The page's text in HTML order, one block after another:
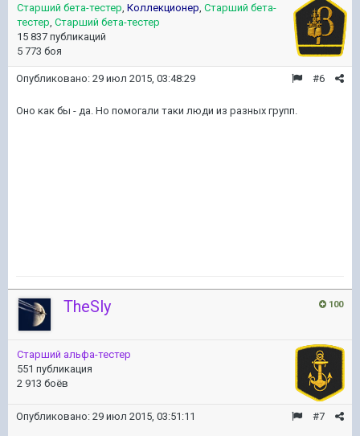
Старший бета-тестер Коллекционер Старший бета-
тестер Старший бета-тестер
15 837 публикаций
5 773 боя
#6
Опубликовано: 29 июл 2015, 03:48:29
Оно как бы - да. Но помогали таки люди из разных групп.
100
TheSly
Старший альфа-тестер
551 публикация
2 913 боёв
#7
Опубликовано: 29 июл 2015, 03:51:11